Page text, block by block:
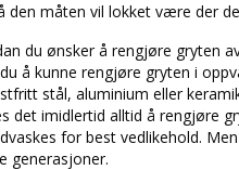
den måten vil lokket være der
du ønsker å rengjøre gryten
å kunne rengjøre gryten i
stål, aluminium eller
det imidlertid alltid å rengjøre
for best vedlikehold.
generasjoner.